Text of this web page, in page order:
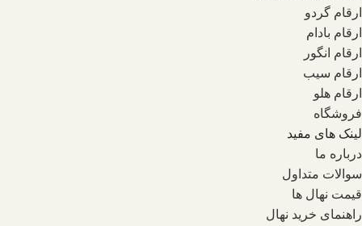
ارقام گردو
ارقام بادام
ارقام انگور
ارقام سیب
ارقام هلو
فروشگاه
لینک های مفید
درباره ما
سوالات متداول
قیمت نهال ها
راهنمای خرید نهال